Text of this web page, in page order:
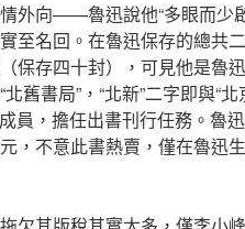
外向——魯迅說他“多眼而少
至名回。在魯迅保存的總共
保存四十封），可見他是魯
舊書局”，“北新”二字即與“北
員，擔任出書刊行任務。魯
，不意此書熱賣，僅在魯迅